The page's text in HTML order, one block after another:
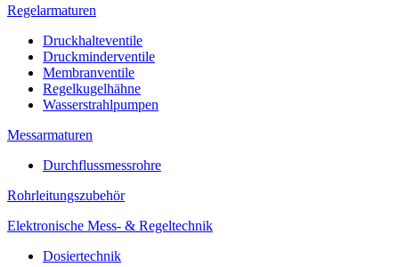
Regelarmaturen
Druckhalteventile
Druckminderventile
Membranventile
Regelkugelhähne
Wasserstrahlpumpen
Messarmaturen
Durchflussmessrohre
Rohrleitungszubehör
Elektronische Mess- & Regeltechnik
Dosiertechnik